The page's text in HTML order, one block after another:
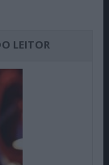
LEITOR